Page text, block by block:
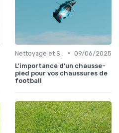
• 09/06/2025
L'importance d'un chausse-
pied pour vos chaussures de
football